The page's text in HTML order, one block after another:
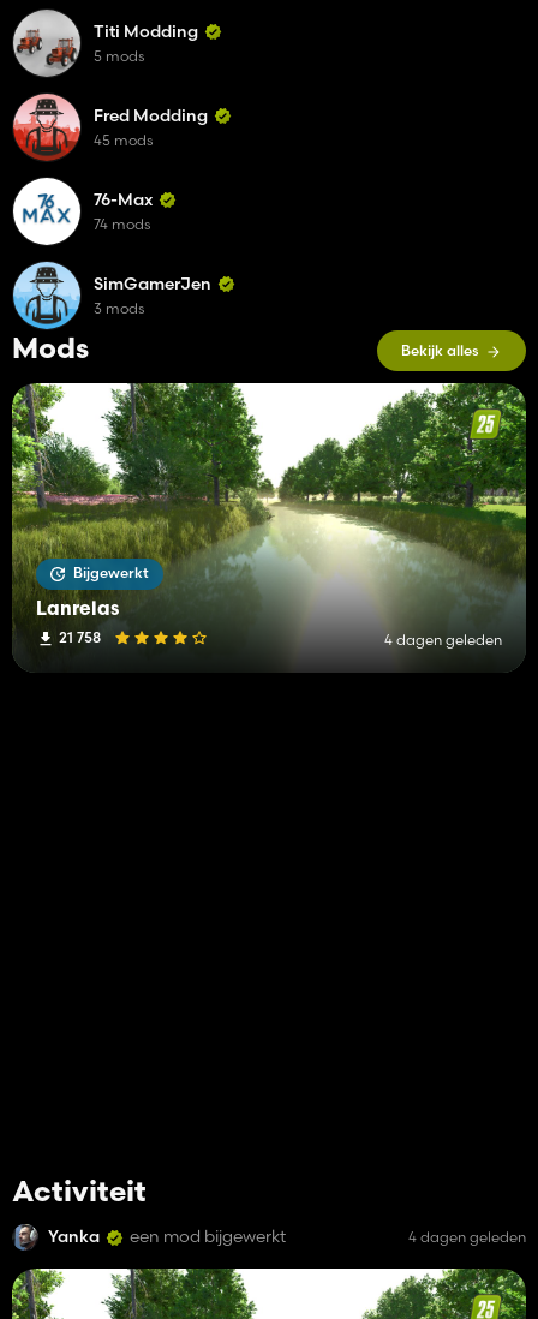
Mods Bekijk alles
Bijgewerkt
Lanrelas
21 758 4 dagen geleden
Activiteit
Yanka een mod bijgewerkt 4 dagen geleden
Titi Modding
5 mods
Fred Modding
45 mods
76-Max
74 mods
SimGamerJen
3 mods